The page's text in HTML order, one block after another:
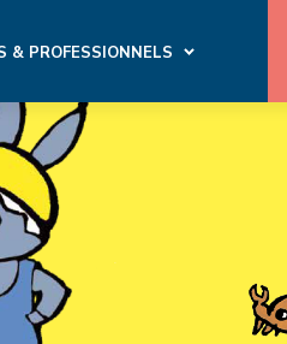
& PROFESSIONNELS